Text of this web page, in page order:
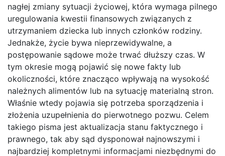
nagłej zmiany sytuacji życiowej, która wymaga pilnego
uregulowania kwestii finansowych związanych z
utrzymaniem dziecka lub innych członków rodziny.
Jednakże, życie bywa nieprzewidywalne, a
postępowanie sądowe może trwać dłuższy czas. W
tym okresie mogą pojawić się nowe fakty lub
okoliczności, które znacząco wpływają na wysokość
należnych alimentów lub na sytuację materialną stron.
Właśnie wtedy pojawia się potrzeba sporządzenia i
złożenia uzupełnienia do pierwotnego pozwu. Celem
takiego pisma jest aktualizacja stanu faktycznego i
prawnego, tak aby sąd dysponował najnowszymi i
najbardziej kompletnymi informacjami niezbędnymi do